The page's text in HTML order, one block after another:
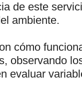
de este
ambiente.
cómo
observando
evaluar